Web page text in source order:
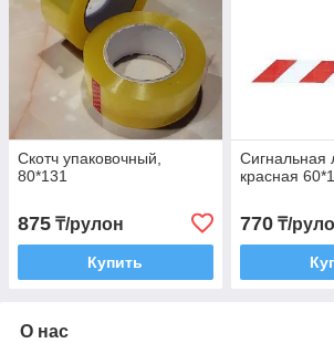
Скотч упаковочный,
80*131
875 ₸/рулон
Купить
Сигнальная
красная
770₸/
О нас